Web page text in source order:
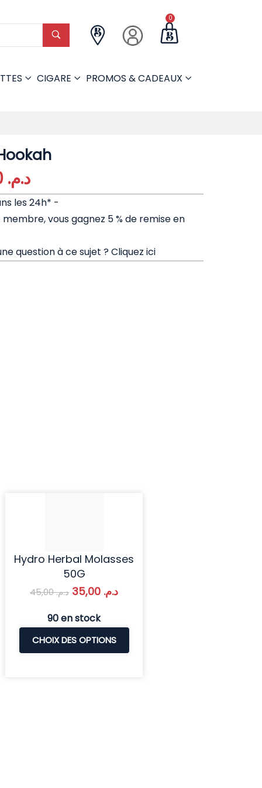
0
CIGARE PROMOS & CADEAUX
د.م. 3.500,00
les 24h* -
vous gagnez 5 % de remise en
question à ce sujet ?Cliquez ici
Hydro Herbal Molasses
50G
د.م.45,00 د.م.
90 en stock
CHOIX DES OPTIONS